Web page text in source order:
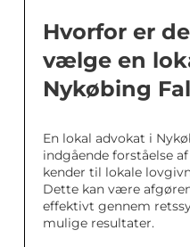
Hvorfor er
vælge en
Nykøbing
En lokal advokat i
indgående forståelse
kender til lokale
Dette kan være
effektivt gennem
mulige resultater.